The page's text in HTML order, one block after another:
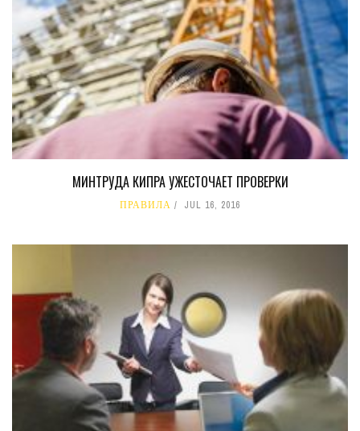
МИНТРУДА КИПРА УЖЕСТОЧАЕТ ПРОВЕРКИ
ПРАВИЛА JUL 16, 2016